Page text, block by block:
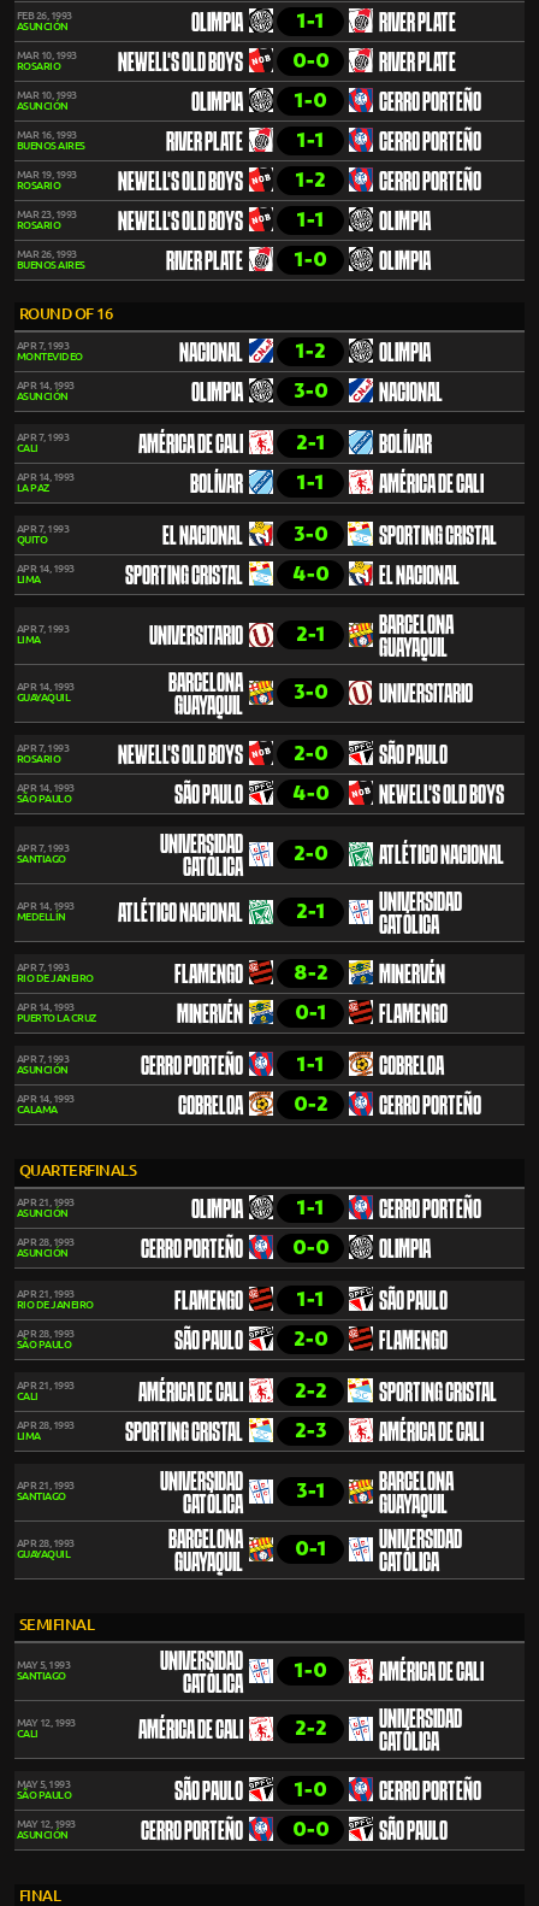
FEB 26, 1993
ASUNCIÓN
OLIMPIA 1-1 RIVER PLATE
MAR 10, 1993
ROSARIO
NEWELL'S OLD BOYS 0-0 RIVER PLATE
MAR 10, 1993
ASUNCIÓN
OLIMPIA 1-0 CERRO PORTEÑO
MAR 16, 1993
BUENOS AIRES
RIVER PLATE 1-1 CERRO PORTEÑO
MAR 19, 1993
ROSARIO
NEWELL'S OLD BOYS 1-2 CERRO PORTEÑO
MAR 23, 1993
ROSARIO
NEWELL'S OLD BOYS 1-1 OLIMPIA
MAR 26, 1993
BUENOS AIRES
RIVER PLATE 1-0 OLIMPIA
ROUND OF 16
APR 7, 1993
MONTEVIDEO
NACIONAL 1-2 OLIMPIA
APR 14, 1993
ASUNCIÓN
OLIMPIA 3-0 NACIONAL
APR 7, 1993
CALI
AMÉRICA DE CALI 2-1 BOLÍVAR
APR 14, 1993
LA PAZ
BOLÍVAR 1-1 AMÉRICA DE CALI
APR 7, 1993
QUITO
EL NACIONAL 3-0 SPORTING CRISTAL
APR 14, 1993
LIMA
SPORTING CRISTAL 4-0 EL NACIONAL
APR 7, 1993
LIMA
UNIVERSITARIO 2-1
BARCELONA
GUAYAQUIL
APR 14, 1993
GUAYAQUIL
BARCELONA
GUAYAQUIL
3-0 UNIVERSITARIO
APR 7, 1993
ROSARIO
NEWELL'S OLD BOYS 2-0 SÃO PAULO
APR 14, 1993
SÃO PAULO
SÃO PAULO 4-0 NEWELL'S OLD BOYS
APR 7, 1993
SANTIAGO
UNIVERSIDAD
CATÓLICA
2-0 ATLÉTICO NACIONAL
APR 14, 1993
MEDELLÍN
ATLÉTICO NACIONAL 2-1
UNIVERSIDAD
CATÓLICA
APR 7, 1993
RIO DE JANEIRO
FLAMENGO 8-2 MINERVÉN
APR 14, 1993
PUERTO LA CRUZ
MINERVÉN 0-1 FLAMENGO
APR 7, 1993
ASUNCIÓN
CERRO PORTEÑO 1-1 COBRELOA
APR 14, 1993
CALAMA
COBRELOA 0-2 CERRO PORTEÑO
QUARTERFINALS
APR 21, 1993
ASUNCIÓN
OLIMPIA 1-1 CERRO PORTEÑO
APR 28, 1993
ASUNCIÓN
CERRO PORTEÑO 0-0 OLIMPIA
APR 21, 1993
RIO DE JANEIRO
FLAMENGO 1-1 SÃO PAULO
APR 28, 1993
SÃO PAULO
SÃO PAULO 2-0 FLAMENGO
APR 21, 1993
CALI
AMÉRICA DE CALI 2-2 SPORTING CRISTAL
APR 28, 1993
LIMA
SPORTING CRISTAL 2-3 AMÉRICA DE CALI
APR 21, 1993
SANTIAGO
UNIVERSIDAD
CATÓLICA
3-1
BARCELONA
GUAYAQUIL
APR 28, 1993
GUAYAQUIL
BARCELONA
GUAYAQUIL
0-1
UNIVERSIDAD
CATÓLICA
SEMIFINAL
MAY 5, 1993
SANTIAGO
UNIVERSIDAD
CATÓLICA
1-0 AMÉRICA DE CALI
MAY 12, 1993
CALI
AMÉRICA DE CALI 2-2
UNIVERSIDAD
CATÓLICA
MAY 5, 1993
SÃO PAULO
SÃO PAULO 1-0 CERRO PORTEÑO
MAY 12, 1993
ASUNCIÓN
CERRO PORTEÑO 0-0 SÃO PAULO
FINAL